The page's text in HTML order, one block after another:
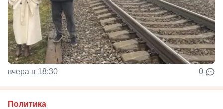
вчера в 18:30 0
Политика